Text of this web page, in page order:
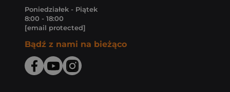
Poniedziałek - Piątek
8:00 - 18:00
[email protected]
Bądź z nami na bieżąco